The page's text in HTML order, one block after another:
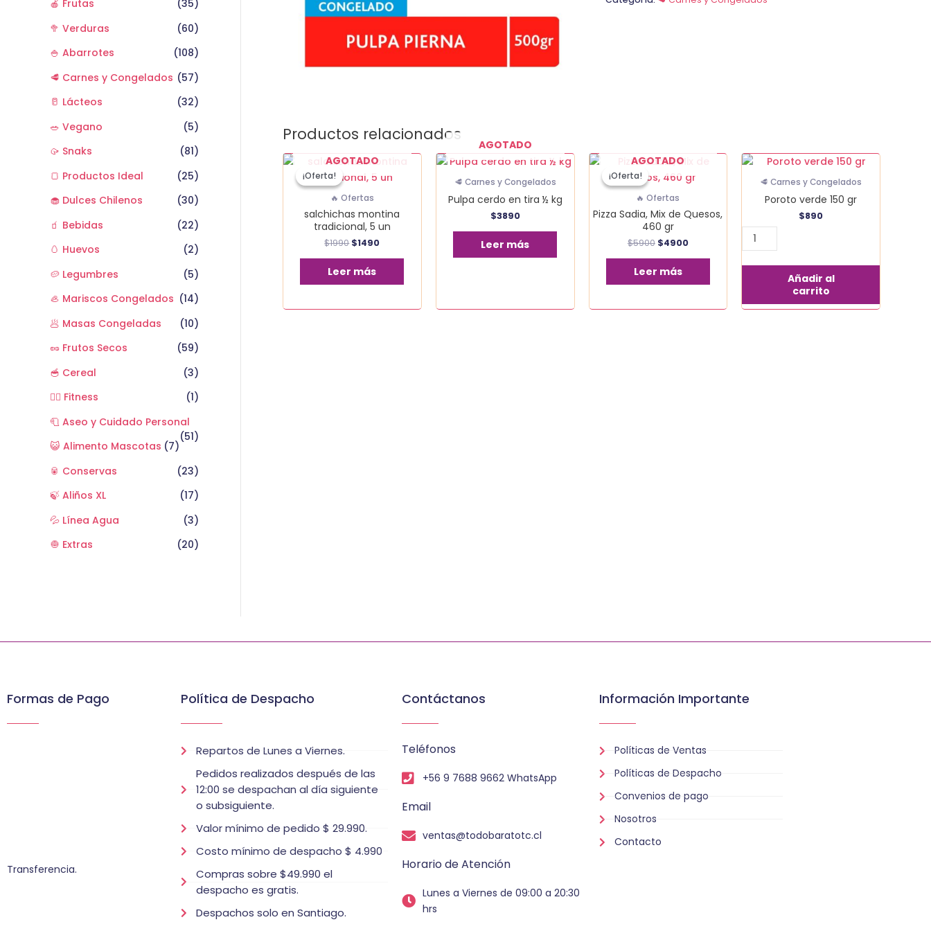
🍎 Frutas
(35)
🥦 Verduras
(60)
🍚 Abarrotes
(108)
🥩 Carnes y Congelados (57)
🥛 Lácteos
(32)
🥗 Vegano
(5)
🥠 Snaks
(81)
🍞 Productos Ideal
(25)
🧁 Dulces Chilenos
(30)
🧃 Bebidas
(22)
🥚 Huevos
(2)
🥔 Legumbres
(5)
🦪 Mariscos Congelados (14)
🥟 Masas Congeladas
(10)
🥜 Frutos Secos
(59)
🥣 Cereal
(3)
🏋️‍♂️ Fitness
(1)
🧻 Aseo y Cuidado Personal
(51)
😺 Alimento Mascotas (7)
🥫 Conservas
(23)
🍃 Aliños XL
(17)
💦 Línea Agua
(3)
🧅 Extras
(20)
Productos relacionados
¡Oferta!
AGOTADO
¡Oferta!
🔥 Ofertas
salchichas montina
tradicional, 5 un
$1990
El
original
$1990.
$1490
actual
Leer más
AGOTADO
🥩 Carnes y Congelados
Pulpa cerdo en tira ½ kg
$3890
Leer más
¡Oferta!
AGOTADO
¡Oferta!
🔥 Ofertas
Pizza Sadia, Mix de Quesos,
460 gr
$5900
El
original
$5900.
$4900
actual
Leer más
🥩 Carnes y Congelados
Poroto verde 150 gr
$890
Poroto
verde
cantidad
Añadir al
carrito
Formas de Pago
Transferencia.
Política de Despacho
Repartos de Lunes a Viernes.
Pedidos realizados después de las
12:00 se despachan al día siguiente
o subsiguiente.
Valor mínimo de pedido $ 29.990.
Costo mínimo de despacho $ 4.990
Compras sobre $49.990 el
despacho es gratis.
Despachos solo en Santiago.
Contáctanos
Teléfonos
+56 9 7688 9662 WhatsApp
Email
ventas@todobaratotc.cl
Horario de Atención
Lunes a Viernes de 09:00 a 20:30
hrs
Información Importante
Políticas de Ventas
Políticas de Despacho
Convenios de pago
Nosotros
Contacto